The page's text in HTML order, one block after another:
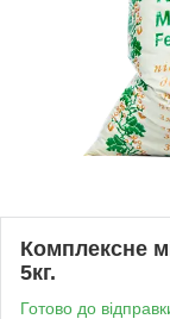
Комплексне
5кг.
Готово до